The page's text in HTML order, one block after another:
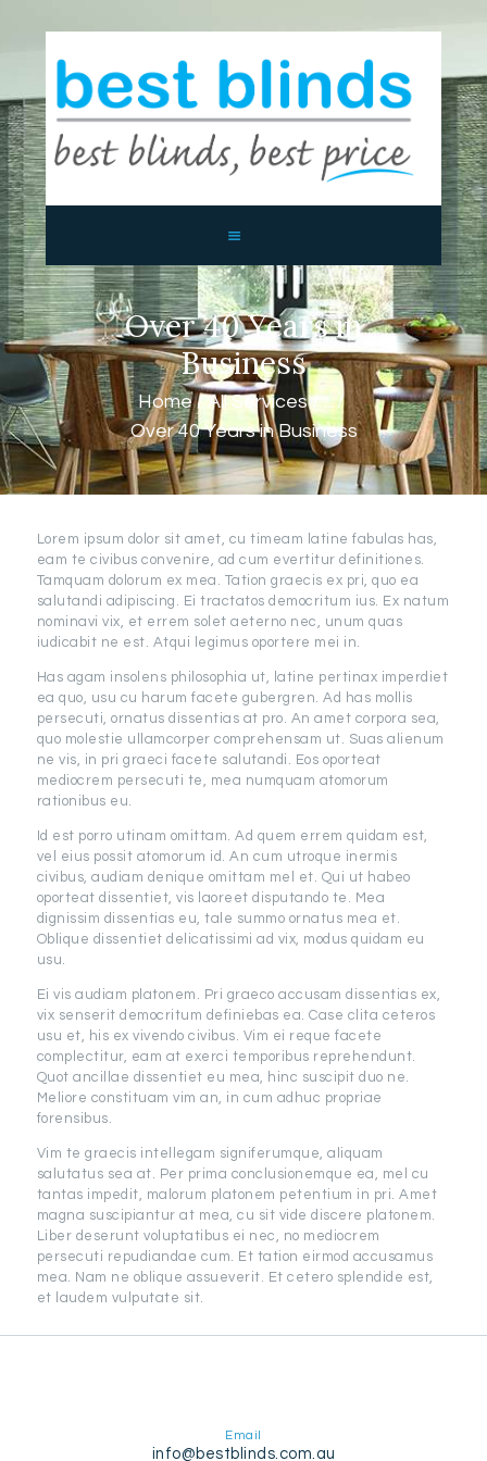
Over 40 Years in
Business
Home All Services
...
Over 40 Years in Business
BEST BLINDS BALLINA AND
BYRON BAY
Blinds, Shutters, Curtains and Awnings
CONTACTS
Lorem ipsum dolor sit amet, cu timeam latine fabulas has,
eam te civibus convenire, ad cum evertitur definitiones.
Tamquam dolorum ex mea. Tation graecis ex pri, quo ea
salutandi adipiscing. Ei tractatos democritum ius. Ex natum
nominavi vix, et errem solet aeterno nec, unum quas
iudicabit ne est. Atqui legimus oportere mei in.
Has agam insolens philosophia ut, latine pertinax imperdiet
ea quo, usu cu harum facete gubergren. Ad has mollis
persecuti, ornatus dissentias at pro. An amet corpora sea,
quo molestie ullamcorper comprehensam ut. Suas alienum
ne vis, in pri graeci facete salutandi. Eos oporteat
mediocrem persecuti te, mea numquam atomorum
rationibus eu.
Id est porro utinam omittam. Ad quem errem quidam est,
vel eius possit atomorum id. An cum utroque inermis
civibus, audiam denique omittam mel et. Qui ut habeo
oporteat dissentiet, vis laoreet disputando te. Mea
dignissim dissentias eu, tale summo ornatus mea et.
Oblique dissentiet delicatissimi ad vix, modus quidam eu
usu.
Ei vis audiam platonem. Pri graeco accusam dissentias ex,
vix senserit democritum definiebas ea. Case clita ceteros
usu et, his ex vivendo civibus. Vim ei reque facete
complectitur, eam at exerci temporibus reprehendunt.
Quot ancillae dissentiet eu mea, hinc suscipit duo ne.
Meliore constituam vim an, in cum adhuc propriae
forensibus.
Vim te graecis intellegam signiferumque, aliquam
salutatus sea at. Per prima conclusionemque ea, mel cu
tantas impedit, malorum platonem petentium in pri. Amet
magna suscipiantur at mea, cu sit vide discere platonem.
Liber deserunt voluptatibus ei nec, no mediocrem
persecuti repudiandae cum. Et tation eirmod accusamus
mea. Nam ne oblique assueverit. Et cetero splendide est,
et laudem vulputate sit.
Email
info@bestblinds.com.au